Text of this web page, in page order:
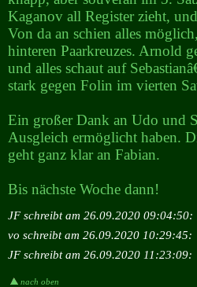
Kaganov all Register zieht,
Von da an schien alles
hinteren Paarkreuzes. Arnold
und alles schaut auf
stark gegen Folin im vierten
Ein großer Dank an Udo und
Ausgleich ermöglicht haben.
geht ganz klar an Fabian.
Bis nächste Woche dann!
JF schreibt am 26.09.2020 09:04:50:
vo schreibt am 26.09.2020 10:29:45:
JF schreibt am 26.09.2020 11:23:09:
nach oben